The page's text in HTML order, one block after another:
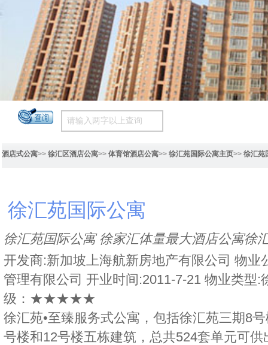
酒店式公寓>> 徐汇区酒店公寓>> 体育馆酒店公寓>> 徐汇苑国际公寓主页>> 徐汇苑
徐汇苑国际公寓
徐汇苑国际公寓 徐家汇体量最大酒店公寓徐
开发商:新加坡上海航新房地产有限公司 物业
管理有限公司 开业时间:2011-7-21 物业类型:
级：★★★★★
徐汇苑•至臻服务式公寓，包括徐汇苑三期8
号楼和12号楼五栋建筑，总共524套单元可